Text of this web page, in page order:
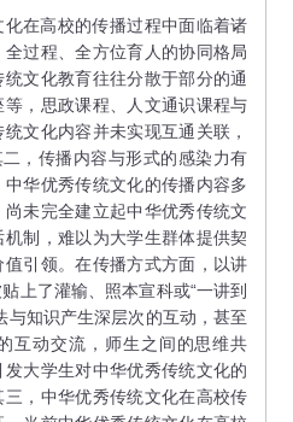
在高校的传播过程中面临着诸
过程、全方位育人的协同格局
文化教育往往分散于部分的通
，思政课程、人文通识课程与
文化内容并未实现互通关联，
，传播内容与形式的感染力有
华优秀传统文化的传播内容多
未完全建立起中华优秀传统文
制，难以为大学生群体提供契
引领。在传播方式方面，以讲
上了灌输、照本宣科或“一讲到
与知识产生深层次的互动，甚至
互动交流，师生之间的思维共
大学生对中华优秀传统文化的
，中华优秀传统文化在高校传